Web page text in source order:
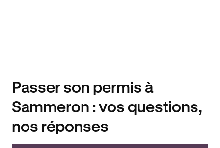
Passer son permis à
Sammeron : vos questions,
nos réponses